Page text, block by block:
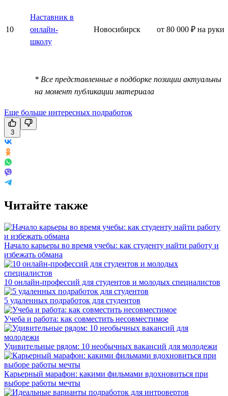
10
Наставник в
онлайн-
школу
Новосибирск от 80 000 ₽ на руки
* Все представленные в подборке позиции актуальны
на момент публикации материала
Еще больше интересных подработок
3
Читайте также
Начало карьеры во время учебы: как студенту найти работу и
избежать обмана
10 онлайн-профессий для студентов и молодых специалистов
5 удаленных подработок для студентов
Учеба и работа: как совместить несовместимое
Удивительные рядом: 10 необычных вакансий для молодежи
Карьерный марафон: какими фильмами вдохновиться при
выборе работы мечты